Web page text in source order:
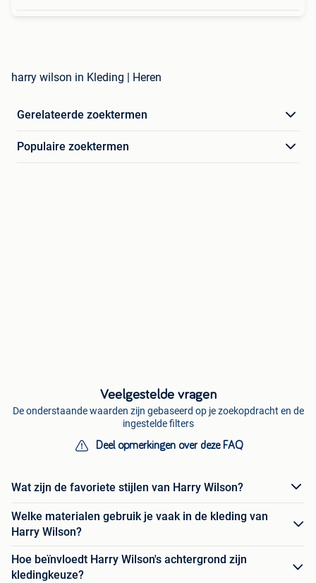
harry wilson in Kleding | Heren
Gerelateerde zoektermen
Populaire zoektermen
Veelgestelde vragen
De onderstaande waarden zijn gebaseerd op je zoekopdracht en de
ingestelde filters
Deel opmerkingen over deze FAQ
Wat zijn de favoriete stijlen van Harry Wilson?
Welke materialen gebruik je vaak in de kleding van
Harry Wilson?
Hoe beïnvloedt Harry Wilson's achtergrond zijn
kledingkeuze?